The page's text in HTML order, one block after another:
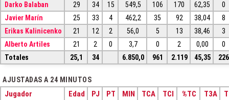
Darko Balaban 29 34 15 549,5 106 170 62,35
0
Javier Marín
25 33 4 462,2 35 92 38,04
8
Erikas Kalinicenko
21 12 2 56,0 5 13 38,46
3
Alberto Artiles
21 2 0 3,7 0 2 0,00
0
Totales
25,1 34 6.850,0 961 2.119 45,35 226
AJUSTADAS A 24 MINUTOS
Jugador Edad PJ PT MIN TCA TCI %TC T3A